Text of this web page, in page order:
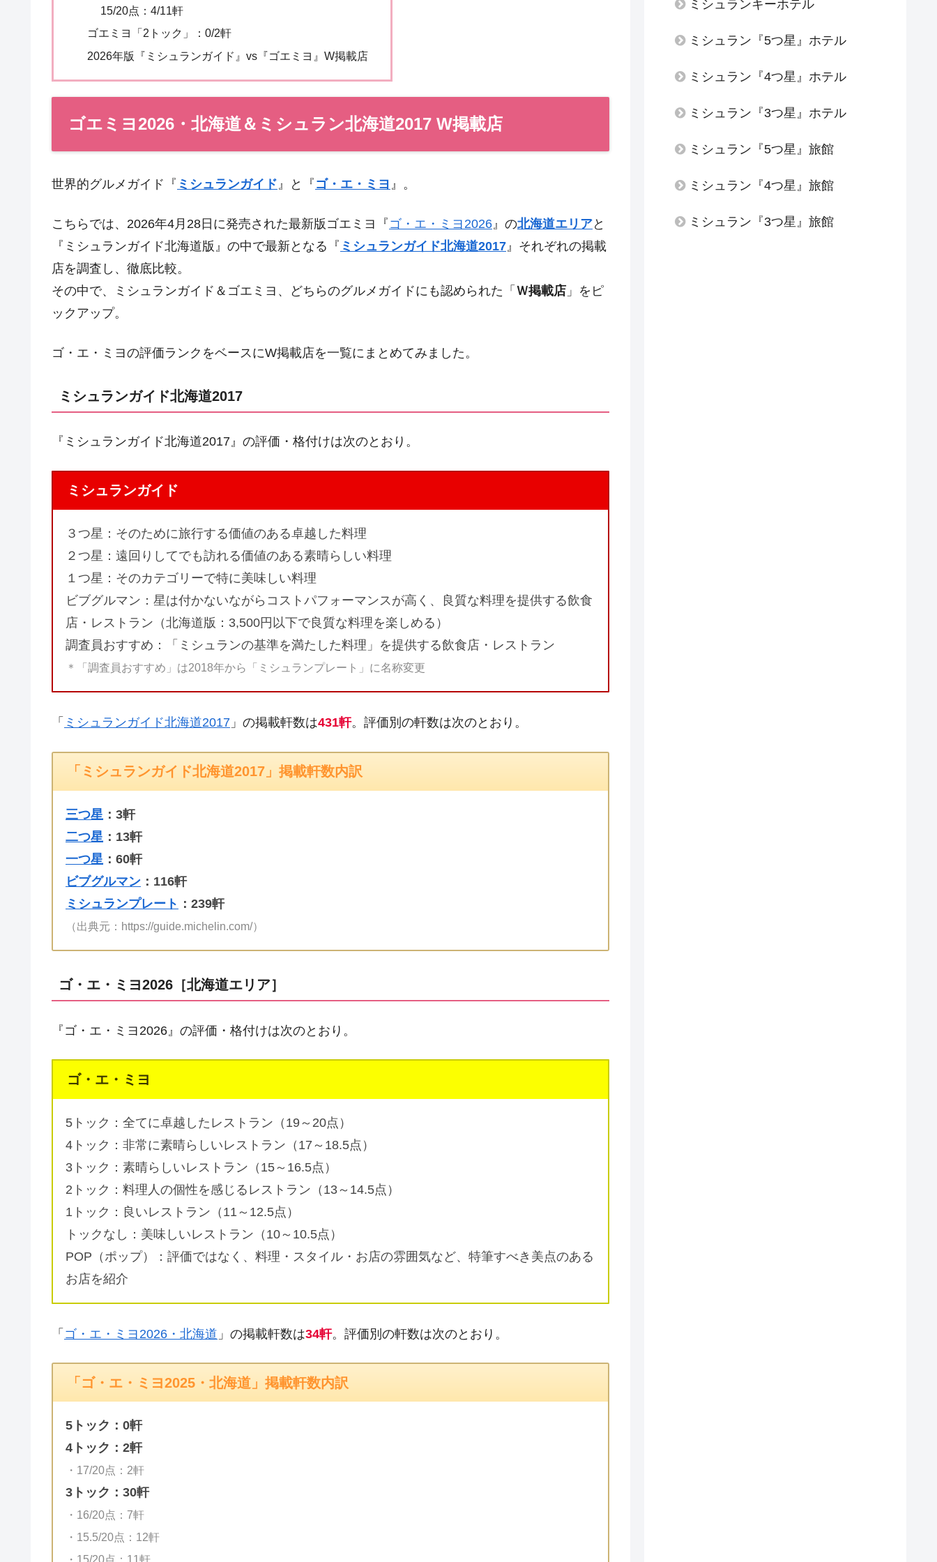
15/20点：4/11軒
ゴエミヨ「2トック」：0/2軒
2026年版『ミシュランガイド』vs『ゴエミヨ』W掲載店
ゴエミヨ2026・北海道＆ミシュラン北海道2017 W掲載店
世界的グルメガイド『 ミシュランガイド 』と『 ゴ・エ・ミヨ 』。
こちらでは、2026年4月28日に発売された最新版ゴエミヨ『 ゴ・エ・ミヨ2026 』の北海道エリアと
『ミシュランガイド北海道版』の中で最新となる『 ミシュランガイド北海道2017 』それぞれの掲載
店を調査し、徹底比較。
その中で、ミシュランガイド＆ゴエミヨ、どちらのグルメガイドにも認められた「 Ｗ掲載店 」をピ
ックアップ。
ゴ・エ・ミヨの評価ランクをベースにW掲載店を一覧にまとめてみました。
ミシュランガイド北海道2017
『ミシュランガイド北海道2017』の評価・格付けは次のとおり。
ミシュランガイド
３つ星：そのために旅行する価値のある卓越した料理
２つ星：遠回りしてでも訪れる価値のある素晴らしい料理
１つ星：そのカテゴリーで特に美味しい料理
ビブグルマン：星は付かないながらコストパフォーマンスが高く、良質な料理を提供する飲食
店・レストラン（北海道版：3,500円以下で良質な料理を楽しめる）
調査員おすすめ：「ミシュランの基準を満たした料理」を提供する飲食店・レストラン
＊「調査員おすすめ」は2018年から「ミシュランプレート」に名称変更
「 ミシュランガイド北海道2017 」の掲載軒数は431軒。評価別の軒数は次のとおり。
「ミシュランガイド北海道2017」掲載軒数内訳
三つ星 ：3軒
二つ星 ：13軒
一つ星 ：60軒
ビブグルマン ：116軒
ミシュランプレート ：239軒
（出典元：https://guide.michelin.com/）
ゴ・エ・ミヨ2026［北海道エリア］
『ゴ・エ・ミヨ2026』の評価・格付けは次のとおり。
ゴ・エ・ミヨ
5トック：全てに卓越したレストラン（19～20点）
4トック：非常に素晴らしいレストラン（17～18.5点）
3トック：素晴らしいレストラン（15～16.5点）
2トック：料理人の個性を感じるレストラン（13～14.5点）
1トック：良いレストラン（11～12.5点）
トックなし：美味しいレストラン（10～10.5点）
POP（ポップ）：評価ではなく、料理・スタイル・お店の雰囲気など、特筆すべき美点のある
お店を紹介
「 ゴ・エ・ミヨ2026・北海道 」の掲載軒数は34軒。評価別の軒数は次のとおり。
「ゴ・エ・ミヨ2025・北海道」掲載軒数内訳
5トック：0軒
4トック：2軒
・17/20点：2軒
3トック：30軒
・16/20点：7軒
・15.5/20点：12軒
ミシュランキーホテル
ミシュラン『5つ星』ホテル
ミシュラン『4つ星』ホテル
ミシュラン『3つ星』ホテル
ミシュラン『5つ星』旅館
ミシュラン『4つ星』旅館
ミシュラン『3つ星』旅館